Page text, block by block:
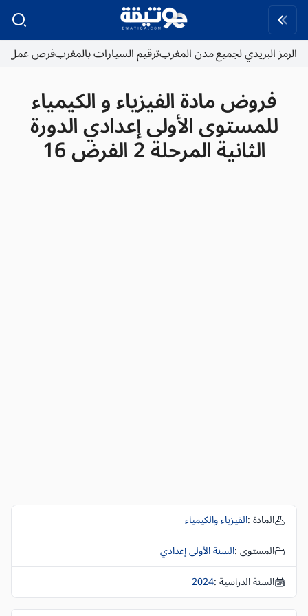
الرمز البريدي لجميع مدن المغربترقيم السيارات بالمغربفرص عمل
فروض مادة الفيزياء و الكيمياء
للمستوى الأولى إعدادي الدورة
الثانية المرحلة 2 الفرض 16
المادة :الفيزياء والكيمياء
المستوى :السنة الأولى إعدادي
السنة الدراسية :2024